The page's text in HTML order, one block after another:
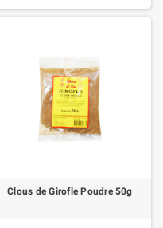
Clous de Girofle Poudre 50g